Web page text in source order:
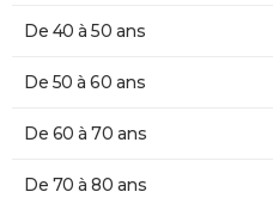
De 40 à 50 ans
De 50 à 60 ans
De 60 à 70 ans
De 70 à 80 ans